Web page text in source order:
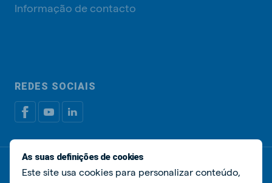
Informação de contacto
REDES SOCIAIS
Política de privacidadePolítica de cookies
As suas definições de cookies
Este site usa cookies para personalizar conteúdo,